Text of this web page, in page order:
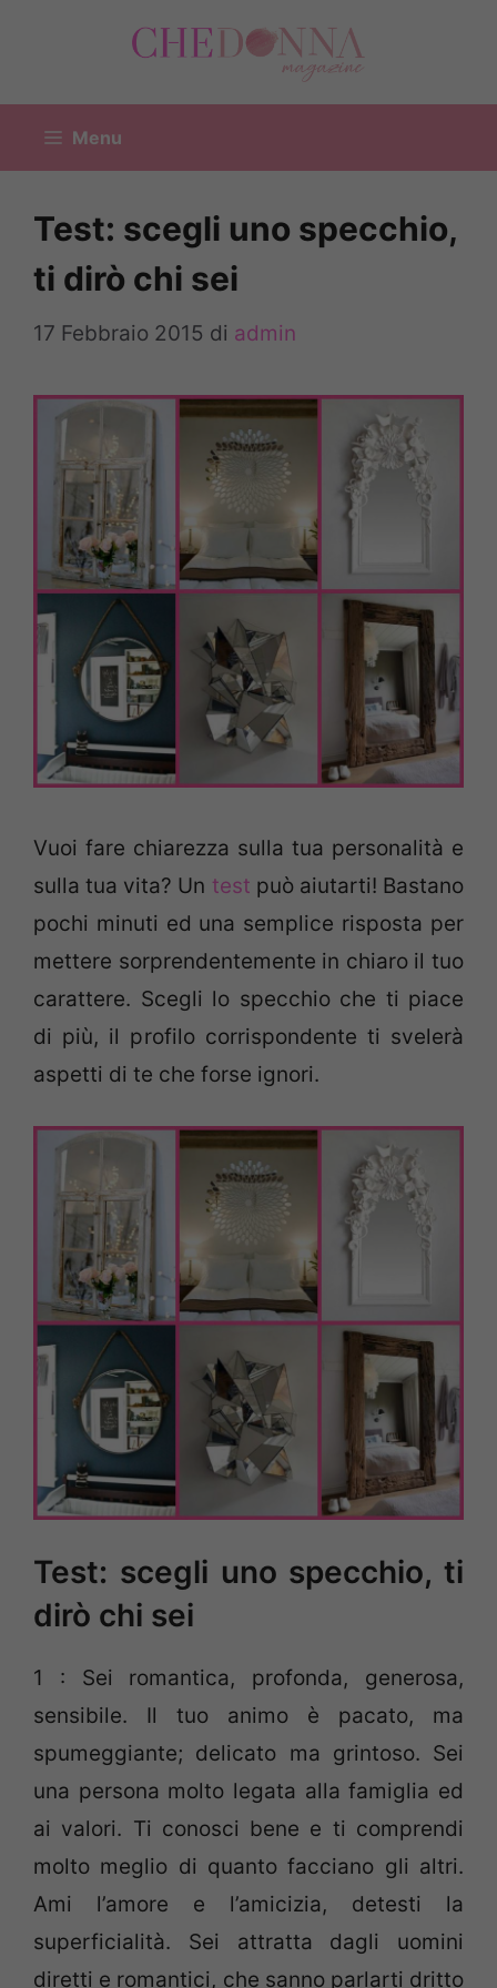
Menu
Test: scegli uno specchio,
ti dirò chi sei
17 Febbraio 2015 di admin
Vuoi fare chiarezza sulla tua personalità e
sulla tua vita? Un test può aiutarti! Bastano
pochi minuti ed una semplice risposta per
mettere sorprendentemente in chiaro il tuo
carattere. Scegli lo specchio che ti piace
di più, il profilo corrispondente ti svelerà
aspetti di te che forse ignori.
Test: scegli uno specchio, ti
dirò chi sei
1 : Sei romantica, profonda, generosa,
sensibile. Il tuo animo è pacato, ma
spumeggiante; delicato ma grintoso. Sei
una persona molto legata alla famiglia ed
ai valori. Ti conosci bene e ti comprendi
molto meglio di quanto facciano gli altri.
Ami l’amore e l’amicizia, detesti la
superficialità. Sei attratta dagli uomini
diretti e romantici, che sanno parlarti dritto